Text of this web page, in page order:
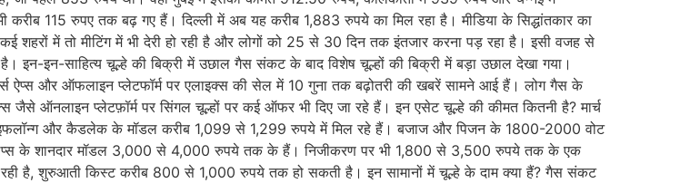
115 रुपए तक बढ़ गए हैं। दिल्ली में अब यह करीब 1,883 रुपये का मिल रहा है। मीडिया के सिद्धांतकार का
में तो मीटिंग में भी देरी हो रही है और लोगों को 25 से 30 दिन तक इंतजार करना पड़ रहा है। इसी वजह से
इन-साहित्य चूल्हे की बिक्री में उछाल गैस संकट के बाद विशेष चूल्हों की बिक्री में बड़ा उछाल देखा गया।
ऐप्स और ऑफलाइन प्लेटफॉर्म पर एलाइक्स की सेल में 10 गुना तक बढ़ोतरी की खबरें सामने आई हैं। लोग गैस के
ऑनलाइन प्लेटफ़ॉर्म पर सिंगल चूल्हों पर कई ऑफर भी दिए जा रहे हैं। इन एसेट चूल्हे की कीमत कितनी है? मार्च
और कैडलेक के मॉडल करीब 1,099 से 1,299 रुपये में मिल रहे हैं। बजाज और पिजन के 1800-2000 वोट
के शानदार मॉडल 3,000 से 4,000 रुपये तक के हैं। निजीकरण पर भी 1,800 से 3,500 रुपये तक के एक
है, शुरुआती किस्ट करीब 800 से 1,000 रुपये तक हो सकती है। इन सामानों में चूल्हे के दाम क्या हैं? गैस संकट